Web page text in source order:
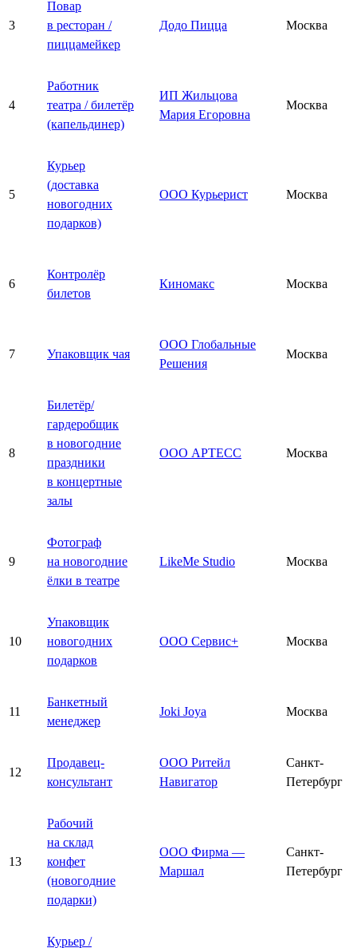
3
Повар
в ресторан /
пиццамейкер
Додо Пицца Москва
4
Работник
театра / билетёр
(капельдинер)
ИП Жильцова
Мария Егоровна
Москва
5
Курьер
(доставка
новогодних
подарков)
ООО Курьерист Москва
6
Контролёр
билетов
Киномакс Москва
7 Упаковщик чая
ООО Глобальные
Решения
Москва
8
Билетёр/
гардеробщик
в новогодние
праздники
в концертные
залы
ООО АРТЕСС Москва
9
Фотограф
на новогодние
ёлки в театре
LikeMe Studio Москва
10
Упаковщик
новогодних
подарков
ООО Сервис+ Москва
11
Банкетный
менеджер
Joki Joya Москва
12
Продавец-
консультант
ООО Ритейл
Навигатор
Санкт-
Петербург
13
Рабочий
на склад
конфет
(новогодние
подарки)
ООО Фирма —
Маршал
Санкт-
Петербург
Курьер /